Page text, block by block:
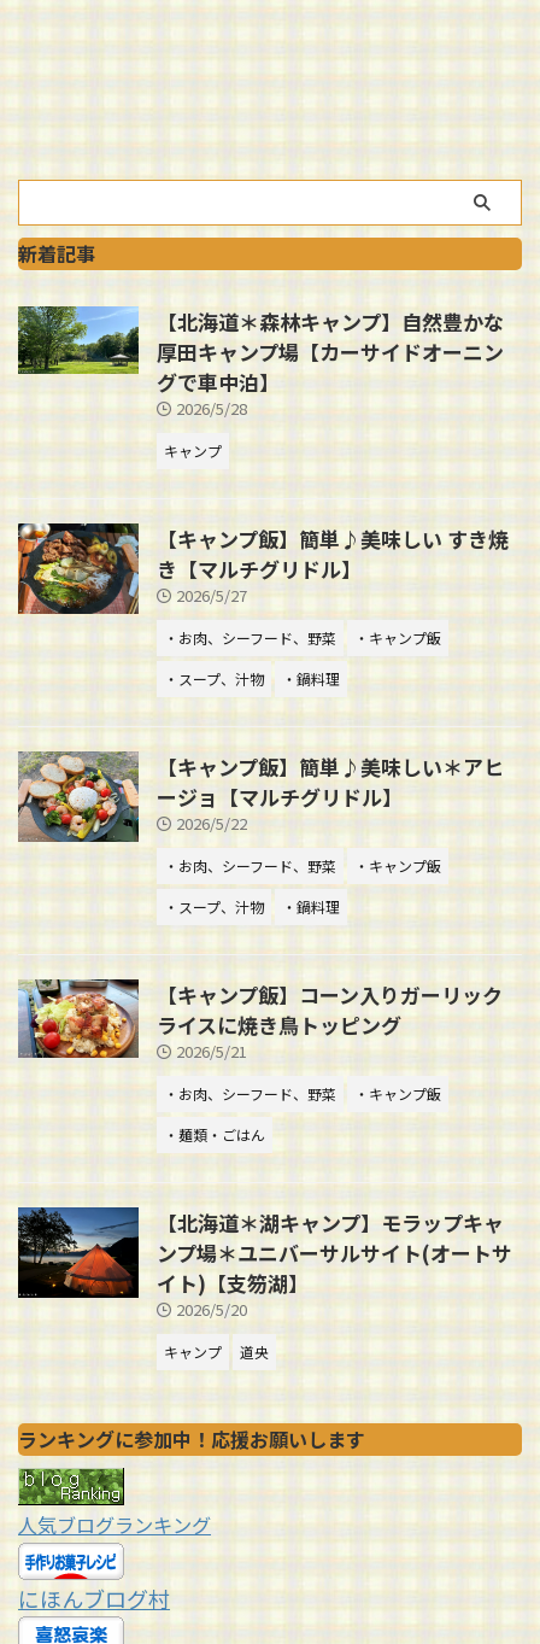
新着記事
【北海道＊森林キャンプ】自然豊かな
厚田キャンプ場【カーサイドオーニン
グで車中泊】
2026/5/28
キャンプ
【キャンプ飯】簡単♪美味しい すき焼
き【マルチグリドル】
2026/5/27
・お肉、シーフード、野菜
・キャンプ飯
・スープ、汁物
・鍋料理
【キャンプ飯】簡単♪美味しい＊アヒ
ージョ【マルチグリドル】
2026/5/22
・お肉、シーフード、野菜
・キャンプ飯
・スープ、汁物
・鍋料理
【キャンプ飯】コーン入りガーリック
ライスに焼き鳥トッピング
2026/5/21
・お肉、シーフード、野菜
・キャンプ飯
・麺類・ごはん
【北海道＊湖キャンプ】モラップキャ
ンプ場＊ユニバーサルサイト(オートサ
イト)【支笏湖】
2026/5/20
キャンプ 道央
ランキングに参加中！応援お願いします
人気ブログランキング
にほんブログ村